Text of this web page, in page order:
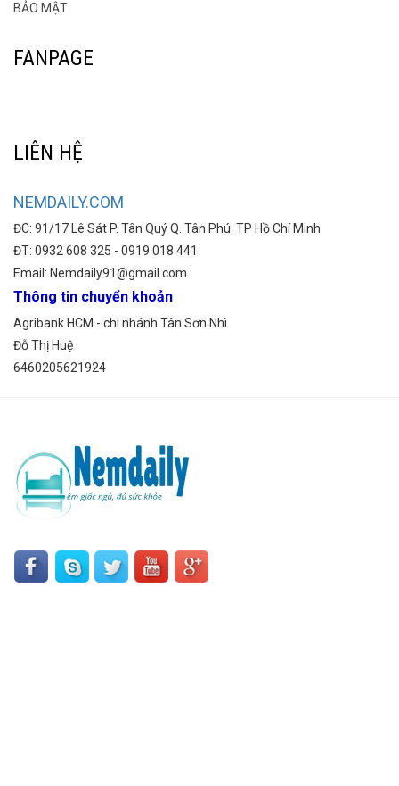
BẢO MẬT
FANPAGE
LIÊN HỆ
NEMDAILY.COM
ĐC: 91/17 Lê Sát P. Tân Quý Q. Tân Phú. TP Hồ Chí Minh
ĐT: 0932 608 325 - 0919 018 441
Email: Nemdaily91@gmail.com
Thông tin chuyển khoản
Agribank HCM - chi nhánh Tân Sơn Nhì
Đỗ Thị Huệ
6460205621924